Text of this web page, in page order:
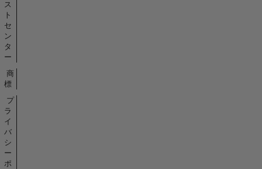
ス
ト
セ
ン
タ
ー
商
標
プ
ラ
イ
バ
シ
ー
ポ